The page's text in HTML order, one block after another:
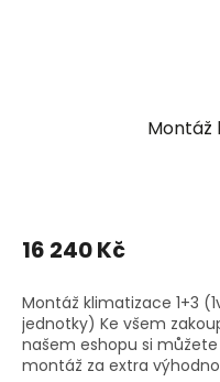
Montáž
16 240 Kč
Montáž klimatizace 1+3
jednotky) Ke všem
našem eshopu si
montáž za extra